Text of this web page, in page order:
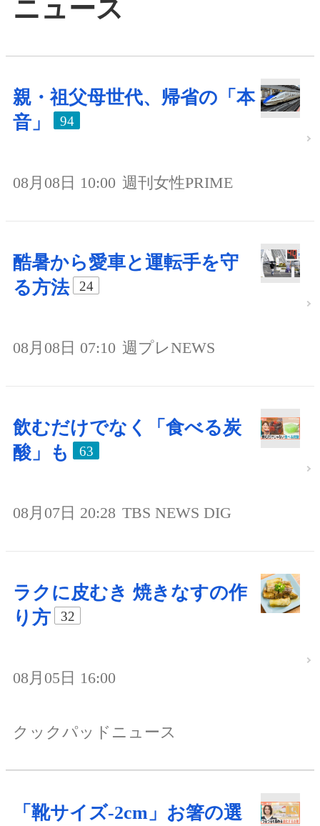
ニュース
親・祖父母世代、帰省の「本
音」
94
08月08日 10:00 週刊女性PRIME
酷暑から愛車と運転手を守
る方法
24
08月08日 07:10 週プレNEWS
飲むだけでなく「食べる炭
酸」も
63
08月07日 20:28 TBS NEWS DIG
ラクに皮むき 焼きなすの作
り方
32
08月05日 16:00
クックパッドニュース
「靴サイズ-2cm」お箸の選